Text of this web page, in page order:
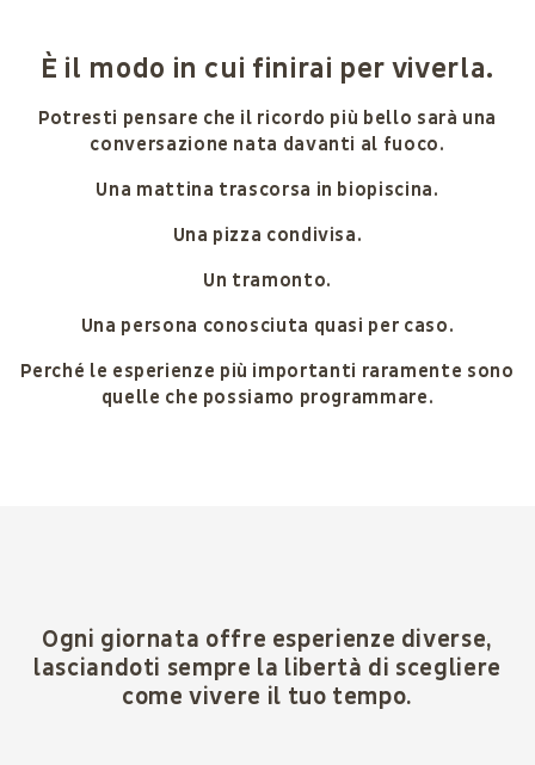
È il modo in cui finirai per viverla.
Potresti pensare che il ricordo più bello sarà una
conversazione nata davanti al fuoco.
Una mattina trascorsa in biopiscina.
Una pizza condivisa.
Un tramonto.
Una persona conosciuta quasi per caso.
Perché le esperienze più importanti raramente sono
quelle che possiamo programmare.
Ogni giornata offre esperienze diverse,
lasciandoti sempre la libertà di scegliere
come vivere il tuo tempo.